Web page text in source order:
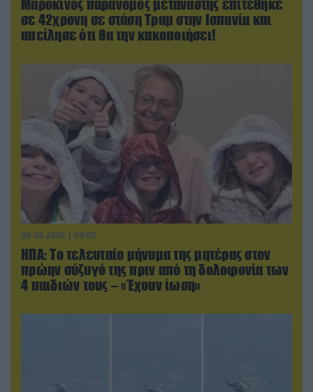
Μαροκινός παράνομος μετανάστης επιτέθηκε
σε 42χρονη σε στάση Τραμ στην Ισπανία και
απείλησε ότι θα την κακοποιήσει!
06.08.2026 | 09:02
ΗΠΑ: Το τελευταίο μήνυμα της μητέρας στον
πρώην σύζυγό της πριν από τη δολοφονία των
4 παιδιών τους – «Έχουν ίωση»